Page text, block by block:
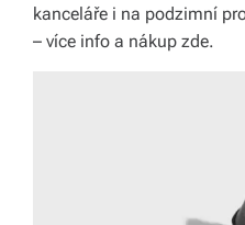
kanceláře i na podzimní
– více info a nákup zde.